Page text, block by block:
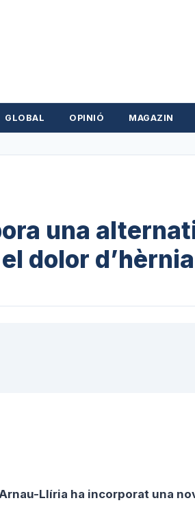
GLOBAL OPINIÓ MAGAZIN
una
dolor
Llíria ha incorporat una